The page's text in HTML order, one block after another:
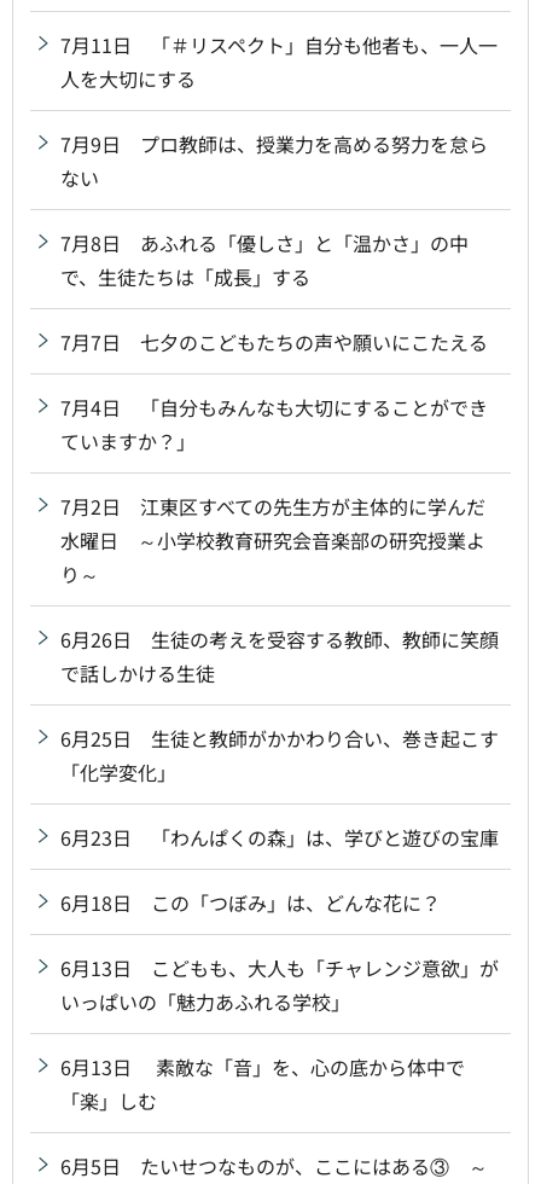
7月11日 「＃リスペクト」自分も他者も、一人一
人を大切にする
7月9日 プロ教師は、授業力を高める努力を怠ら
ない
7月8日 あふれる「優しさ」と「温かさ」の中
で、生徒たちは「成長」する
7月7日 七夕のこどもたちの声や願いにこたえる
7月4日 「自分もみんなも大切にすることができ
ていますか？」
7月2日 江東区すべての先生方が主体的に学んだ
水曜日 ～小学校教育研究会音楽部の研究授業よ
り～
6月26日 生徒の考えを受容する教師、教師に笑顔
で話しかける生徒
6月25日 生徒と教師がかかわり合い、巻き起こす
「化学変化」
6月23日 「わんぱくの森」は、学びと遊びの宝庫
6月18日 この「つぼみ」は、どんな花に？
6月13日 こどもも、大人も「チャレンジ意欲」が
いっぱいの「魅力あふれる学校」
6月13日 素敵な「音」を、心の底から体中で
「楽」しむ
6月5日 たいせつなものが、ここにはある③ ～